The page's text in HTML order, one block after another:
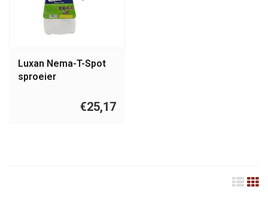
Luxan Nema-T-Spot
sproeier
€25,17